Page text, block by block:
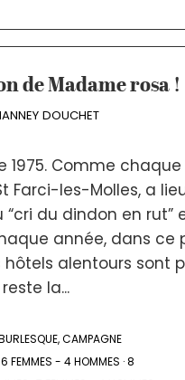
de Madame rosa !
DOUCHET
1975. Comme chaque
Farci-les-Molles, a
du dindon en rut”
année, dans ce
hôtels alentours sont
la...
,CAMPAGNE
6 FEMMES - 4 HOMMES ·8